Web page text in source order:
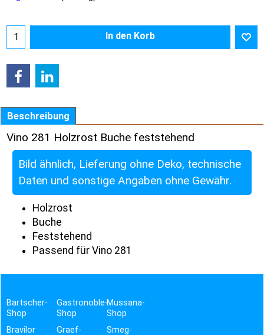
In den Korb
Beschreibung
Vino 281 Holzrost Buche feststehend
Bild ähnlich, Lieferung ohne Deko, technische
Daten und sonstige Angaben ohne Gewähr.
Holzrost
Buche
Feststehend
Passend für Vino 281
Bartscher-
Shop
Bravilor
Gastronoble-
Shop
Graef-
Mussana-
Shop
Smeg-